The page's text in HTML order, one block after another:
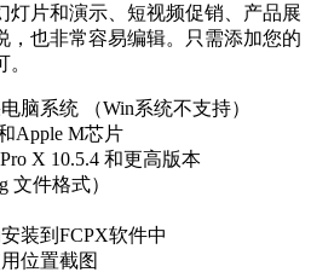
灯片和演示、短视频促销、产品展
，也非常容易编辑。只需添加您的
脑系统 （Win系统不支持）
Apple M芯片
X 10.5.4 和更高版本
文件格式）
装到FCPX软件中
位置截图